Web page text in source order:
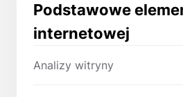
Podstawowe
internetowej
Analizy witryny